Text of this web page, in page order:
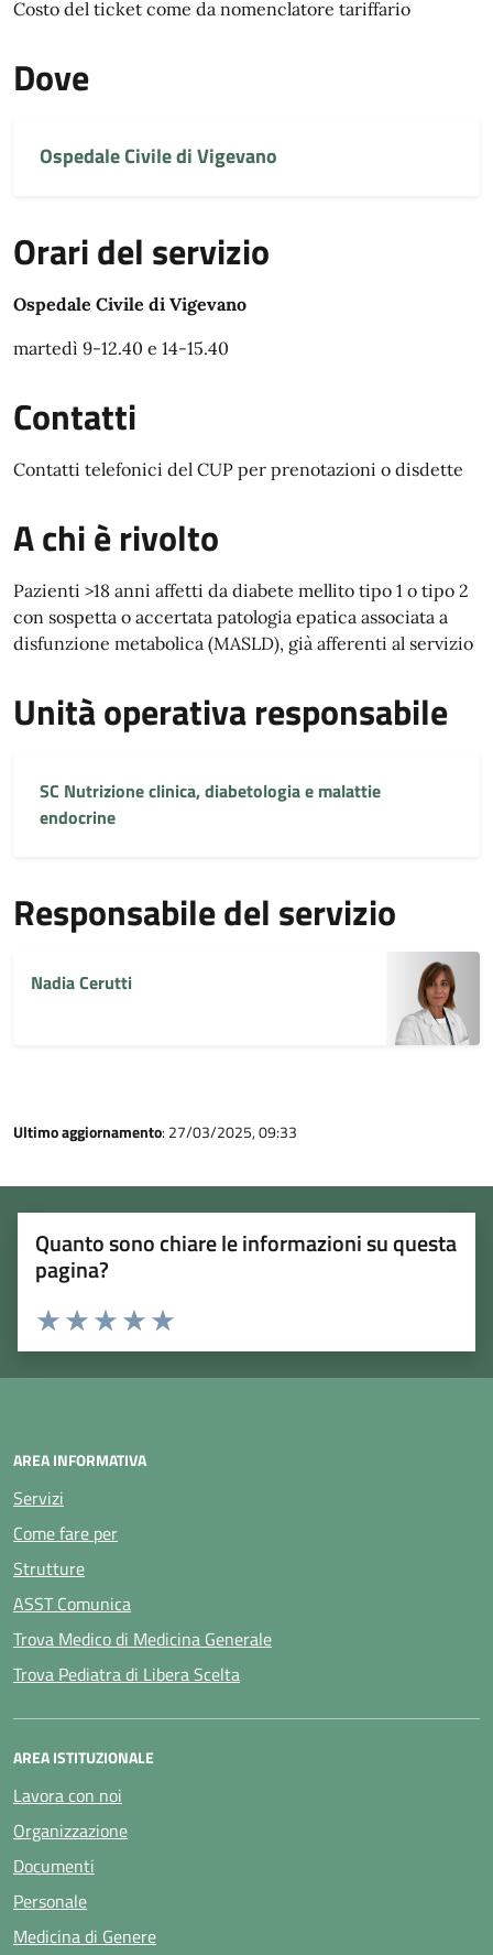
Costo del ticket come da nomenclatore tariffario
Dove
Ospedale Civile di Vigevano
Orari del servizio
Ospedale Civile di Vigevano
martedì 9-12.40 e 14-15.40
Contatti
Contatti telefonici del CUP per prenotazioni o disdette
A chi è rivolto
Pazienti >18 anni affetti da diabete mellito tipo 1 o tipo 2
con sospetta o accertata patologia epatica associata a
disfunzione metabolica (MASLD), già afferenti al servizio
Unità operativa responsabile
SC Nutrizione clinica, diabetologia e malattie
endocrine
Responsabile del servizio
Nadia Cerutti
Ultimo aggiornamento: 27/03/2025, 09:33
Quanto sono chiare le informazioni su questa
pagina?
Rating:
Valuta 5 stelle su 5
Valuta 4 stelle su 5
Valuta 3 stelle su 5
Valuta 2 stelle su 5
Valuta 1 stelle su 5
AREA INFORMATIVA
Servizi
Come fare per
Strutture
ASST Comunica
Trova Medico di Medicina Generale
Trova Pediatra di Libera Scelta
AREA ISTITUZIONALE
Lavora con noi
Organizzazione
Documenti
Personale
Medicina di Genere